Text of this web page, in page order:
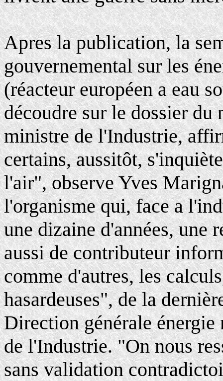
Apres la publication, la
gouvernemental sur les
(réacteur européen a eau
découdre sur le dossier
ministre de l'Industrie,
certains, aussitôt,
l'air", observe Yves
l'organisme qui, face a
une dizaine d'années, une
aussi de contributeur
comme d'autres, les
hasardeuses", de la
Direction générale
de l'Industrie. "On nous
sans validation